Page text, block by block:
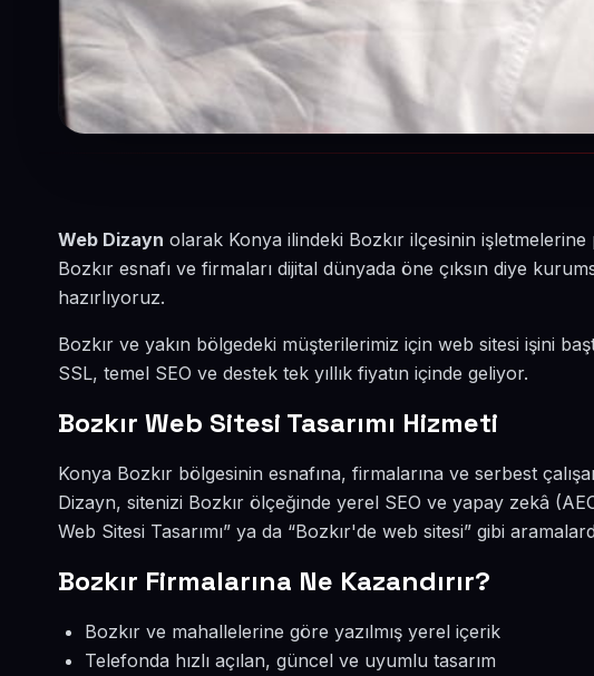
Web Dizayn olarak Konya ilindeki Bozkır ilçesinin
Bozkır esnafı ve firmaları dijital dünyada öne çıksın diye
hazırlıyoruz.
Bozkır ve yakın bölgedeki müşterilerimiz için web sitesi işini
SSL, temel SEO ve destek tek yıllık fiyatın içinde geliyor.
Bozkır Web Sitesi Tasarımı Hizmeti
Konya Bozkır bölgesinin esnafına, firmalarına ve serbest
Dizayn, sitenizi Bozkır ölçeğinde yerel SEO ve yapay zekâ
Web Sitesi Tasarımı” ya da “Bozkır'de web sitesi” gibi
Bozkır Firmalarına Ne Kazandırır?
Bozkır ve mahallelerine göre yazılmış yerel içerik
Telefonda hızlı açılan, güncel ve uyumlu tasarım